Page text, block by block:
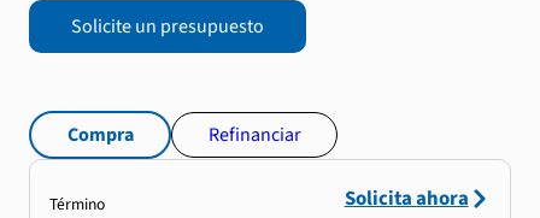
Solicite un presupuesto
Compra Refinanciar
Término Solicita ahora